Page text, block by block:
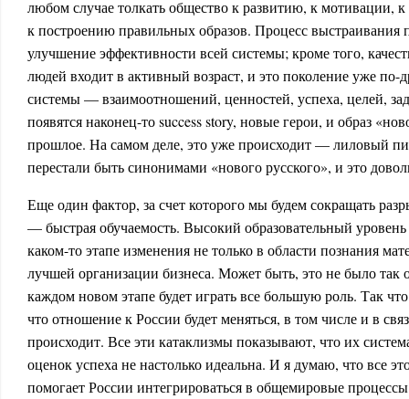
любом случае толкать общество к развитию, к мотивации,
к построению правильных образов. Процесс выстраивания
улучшение эффективности всей системы; кроме того,
людей входит в активный возраст, и это поколение уже по-
системы — взаимоотношений, ценностей, успеха, целей,
появятся наконец-то success story, новые герои, и образ
прошлое. На самом деле, это уже происходит — лиловый
перестали быть синонимами «нового русского», и это
Еще один фактор, за счет которого мы будем сокращать
— быстрая обучаемость. Высокий образовательный
каком-то этапе изменения не только в области познания
лучшей организации бизнеса. Может быть, это не было так
каждом новом этапе будет играть все большую роль. Так
что отношение к России будет меняться, в том числе и в
происходит. Все эти катаклизмы показывают, что их
оценок успеха не настолько идеальна. И я думаю, что все
помогает России интегрироваться в общемировые